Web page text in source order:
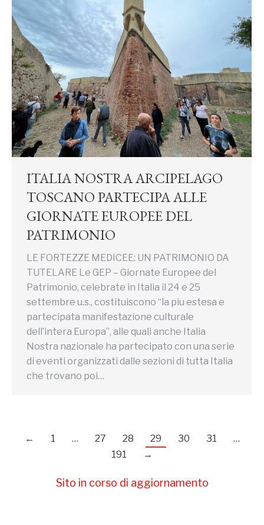
ITALIA NOSTRA ARCIPELAGO
TOSCANO PARTECIPA ALLE
GIORNATE EUROPEE DEL
PATRIMONIO
LE FORTEZZE MEDICEE: UN PATRIMONIO DA
TUTELARE Le GEP – Giornate Europee del
Patrimonio, celebrate in Italia il 24 e 25
settembre u.s., costituiscono “la piu estesa e
partecipata manifestazione culturale
dell’intera Europa”, alle quali anche Italia
Nostra nazionale ha partecipato con una serie
di eventi organizzati dalle sezioni di tutta Italia
che trovano poi…
← 1 … 27 28 29 30 31
…
191
→
Sito in corso di aggiornamento